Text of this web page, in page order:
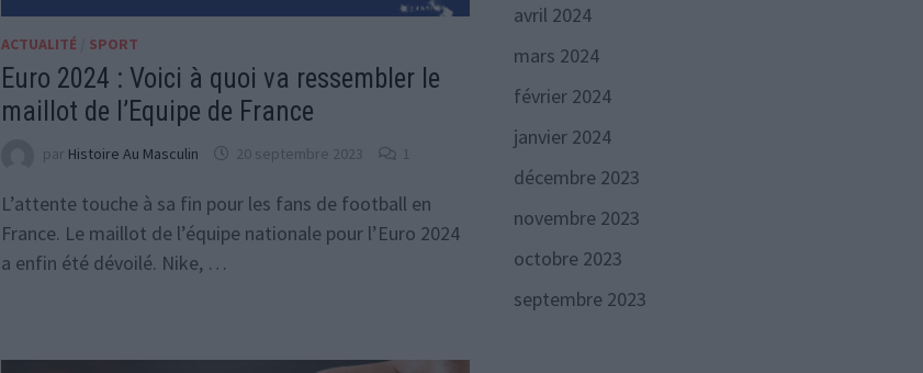
ACTUALITÉ SPORT
Euro 2024 : Voici à quoi va ressembler le
maillot de l’Equipe de France
par Histoire Au Masculin 20 septembre 2023 1
L’attente touche à sa fin pour les fans de football en
France. Le maillot de l’équipe nationale pour l’Euro 2024
a enfin été dévoilé. Nike, …
avril 2024
mars 2024
février 2024
janvier 2024
décembre 2023
novembre 2023
octobre 2023
septembre 2023